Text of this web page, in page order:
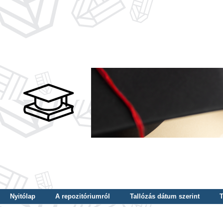
Nyitólap A repozitóriumról Tallózás dátum szerint